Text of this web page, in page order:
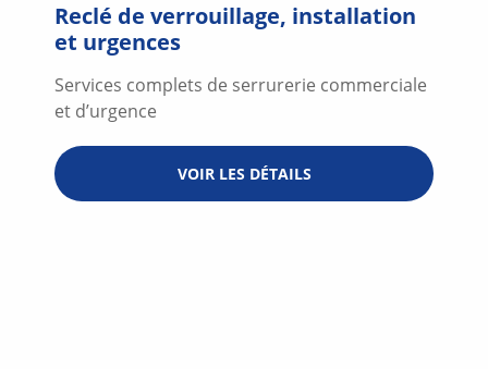
Reclé de verrouillage, installation
et urgences
Services complets de serrurerie commerciale
et d’urgence
VOIR LES DÉTAILS